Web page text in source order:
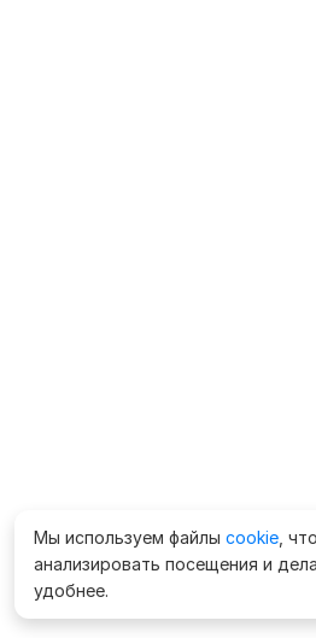
Мы используем файлы cookie ,
анализировать посещения и
удобнее.